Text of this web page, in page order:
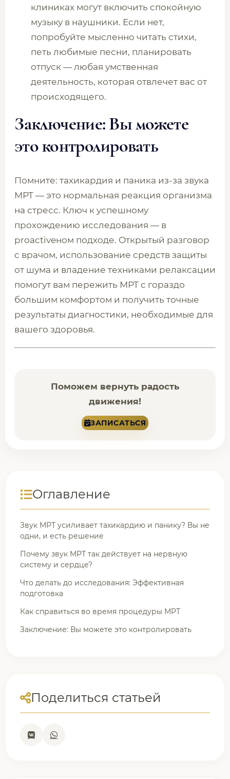
клиниках могут включить спокойную
музыку в наушники. Если нет,
попробуйте мысленно читать стихи,
петь любимые песни, планировать
отпуск — любая умственная
деятельность, которая отвлечет вас от
происходящего.
Заключение: Вы можете
это контролировать
Помните: тахикардия и паника из-за звука
МРТ — это нормальная реакция организма
на стресс. Ключ к успешному
прохождению исследования — в
proactiveном подходе. Открытый разговор
с врачом, использование средств защиты
от шума и владение техниками релаксации
помогут вам пережить МРТ с гораздо
большим комфортом и получить точные
результаты диагностики, необходимые для
вашего здоровья.
Поможем вернуть радость
движения!
ЗАПИСАТЬСЯ
Оглавление
Звук МРТ усиливает тахикардию и панику? Вы не
одни, и есть решение
Почему звук МРТ так действует на нервную
систему и сердце?
Что делать до исследования: Эффективная
подготовка
Как справиться во время процедуры МРТ
Заключение: Вы можете это контролировать
Поделиться статьей